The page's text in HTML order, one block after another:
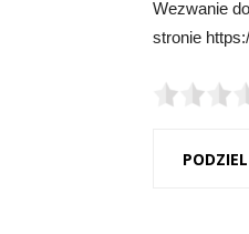
Wezwanie
stronie